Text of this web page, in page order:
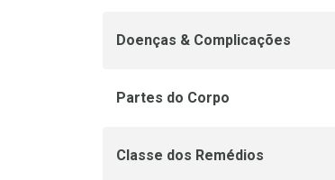
Doenças & Complicações
Partes do Corpo
Classe dos Remédios